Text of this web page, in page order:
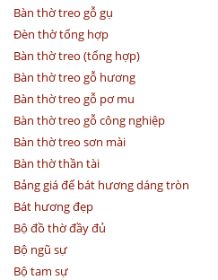
Bàn thờ treo gỗ gụ
Đèn thờ tổng hợp
Bàn thờ treo (tổng hợp)
Bàn thờ treo gỗ hương
Bàn thờ treo gỗ pơ mu
Bàn thờ treo gỗ công nghiệp
Bàn thờ treo sơn mài
Bàn thờ thần tài
Bảng giá đế bát hương dáng tròn
Bát hương đẹp
Bộ đồ thờ đầy đủ
Bộ ngũ sự
Bộ tam sự